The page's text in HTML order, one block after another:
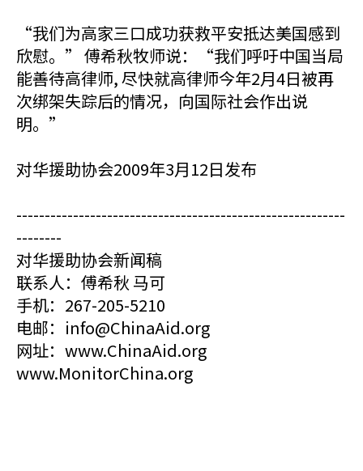
“我们为高家三口成功获救平安抵达美国感到
欣慰。” 傅希秋牧师说：“我们呼吁中国当局
能善待高律师, 尽快就高律师今年2月4日被再
次绑架失踪后的情况，向国际社会作出说
明。”
对华援助协会2009年3月12日发布
----------------------------------------------------------
--------
对华援助协会新闻稿
联系人：傅希秋 马可
手机：267-205-5210
电邮：info@ChinaAid.org
网址：www.ChinaAid.org
www.MonitorChina.org